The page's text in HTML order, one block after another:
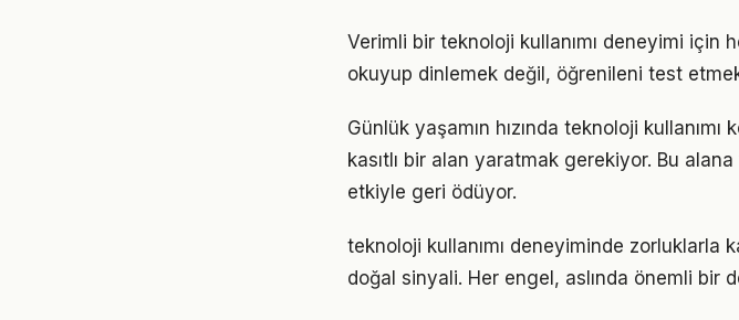
Verimli bir teknoloji kullanımı deneyimi için
okuyup dinlemek değil, öğrenileni test
Günlük yaşamın hızında teknoloji
kasıtlı bir alan yaratmak gerekiyor. Bu
etkiyle geri ödüyor.
teknoloji kullanımı deneyiminde zorluklarla
doğal sinyali. Her engel, aslında önemli bir